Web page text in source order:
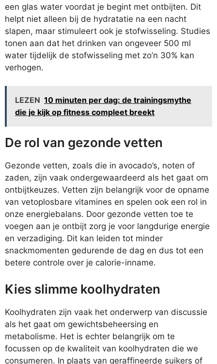
een glas water voordat je begint met ontbijten. Dit
helpt niet alleen bij de hydratatie na een nacht
slapen, maar stimuleert ook je stofwisseling. Studies
tonen aan dat het drinken van ongeveer 500 ml
water tijdelijk de stofwisseling met zo’n 30% kan
verhogen.
LEZEN 10 minuten per dag: de trainingsmythe
die je kijk op fitness compleet breekt
De rol van gezonde vetten
Gezonde vetten, zoals die in avocado’s, noten of
zaden, zijn vaak ondergewaardeerd als het gaat om
ontbijtkeuzes. Vetten zijn belangrijk voor de opname
van vetoplosbare vitamines en spelen ook een rol in
onze energiebalans. Door gezonde vetten toe te
voegen aan je ontbijt zorg je voor langdurige energie
en verzadiging. Dit kan leiden tot minder
snackmomenten gedurende de dag en dus tot een
betere controle over je calorie-inname.
Kies slimme koolhydraten
Koolhydraten zijn vaak het onderwerp van discussie
als het gaat om gewichtsbeheersing en
metabolisme. Het is echter belangrijk om te
focussen op de kwaliteit van koolhydraten die we
consumeren. In plaats van geraffineerde suikers of